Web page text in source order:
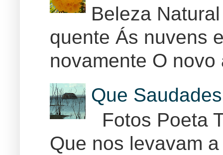
Beleza
quente Ás nuvens
novamente O
Que
Fotos Poeta
Que nos levavam